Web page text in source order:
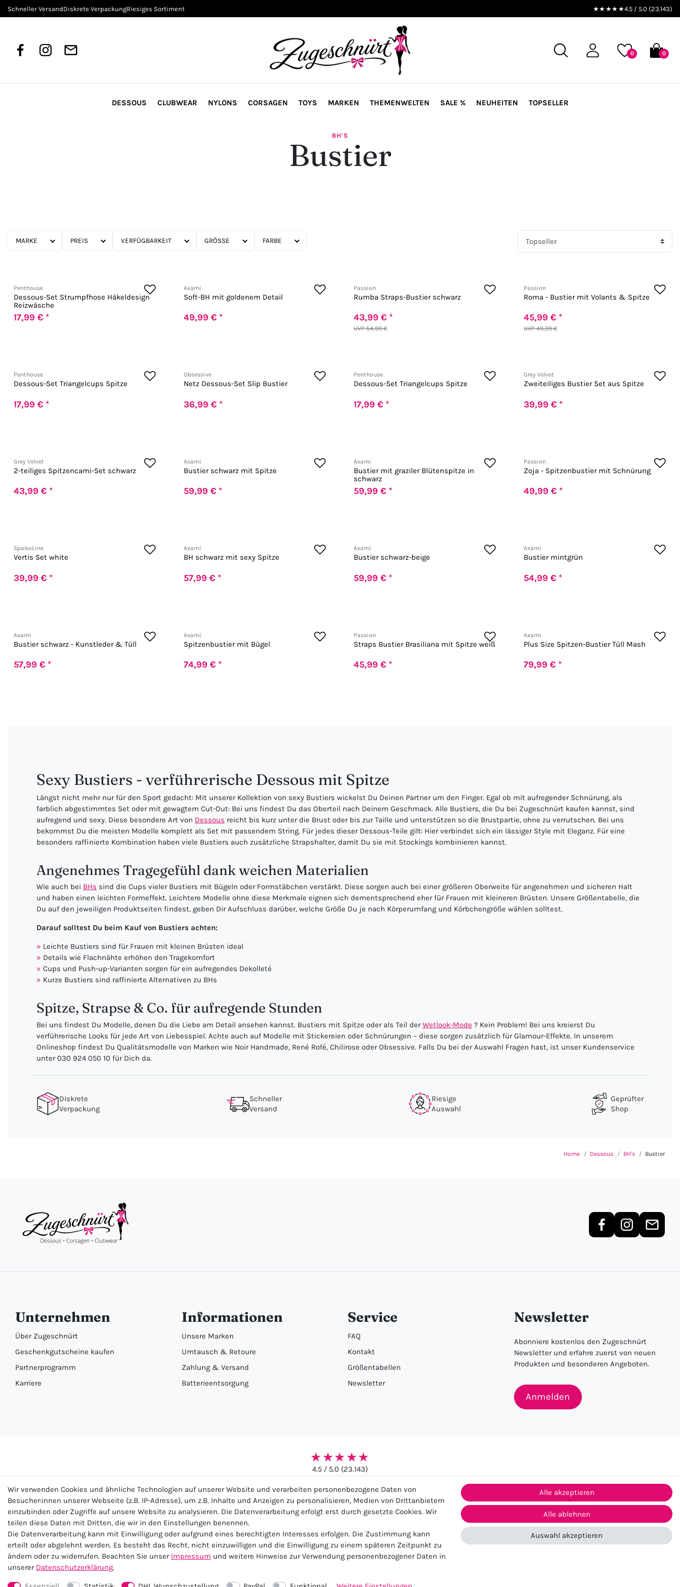
Schneller VersandDiskrete VerpackungRiesiges Sortiment ★★★★★4.5 / 5.0 (23.143)
0 0
DESSOUS CLUBWEAR NYLONS CORSAGEN TOYS MARKEN THEMENWELTEN SALE % NEUHEITEN TOPSELLER
BH'S
Bustier
MARKE PREIS VERFÜGBARKEIT GRÖSSE FARBE
Penthouse
Dessous-Set Strumpfhose Häkeldesign
Reizwäsche
17,99 € *
Axami
Soft-BH mit goldenem Detail
49,99 € *
Passion
Rumba Straps-Bustier schwarz
UVP 54,99 €
43,99 € *
Passion
Roma - Bustier mit Volants & Spitze
UVP 49,99 €
45,99 € *
Penthouse
Dessous-Set Triangelcups Spitze
17,99 € *
Obsessive
Netz Dessous-Set Slip Bustier
36,99 € *
Penthouse
Dessous-Set Triangelcups Spitze
17,99 € *
Grey Velvet
Zweiteiliges Bustier Set aus Spitze
39,99 € *
Grey Velvet
2-teiliges Spitzencami-Set schwarz
43,99 € *
Axami
Bustier schwarz mit Spitze
59,99 € *
Axami
Bustier mit graziler Blütenspitze in
schwarz
59,99 € *
Passion
Zoja - Spitzenbustier mit Schnürung
49,99 € *
SpalexLine
Vertis Set white
39,99 € *
Axami
BH schwarz mit sexy Spitze
57,99 € *
Axami
Bustier schwarz-beige
59,99 € *
Axami
Bustier mintgrün
54,99 € *
Axami
Bustier schwarz - Kunstleder & Tüll
57,99 € *
Axami
Spitzenbustier mit Bügel
74,99 € *
Passion
Straps Bustier Brasiliana mit Spitze weiß
45,99 € *
Axami
Plus Size Spitzen-Bustier Tüll Mash
79,99 € *
Sexy Bustiers - verführerische Dessous mit Spitze
Längst nicht mehr nur für den Sport gedacht: Mit unserer Kollektion von sexy Bustiers wickelst Du Deinen Partner um den Finger. Egal ob mit aufregender Schnürung, als
farblich abgestimmtes Set oder mit gewagtem Cut-Out: Bei uns findest Du das Oberteil nach Deinem Geschmack. Alle Bustiers, die Du bei Zugeschnürt kaufen kannst, sind
aufregend und sexy. Diese besondere Art von Dessous reicht bis kurz unter die Brust oder bis zur Taille und unterstützen so die Brustpartie, ohne zu verrutschen. Bei uns
bekommst Du die meisten Modelle komplett als Set mit passendem String. Für jedes dieser Dessous-Teile gilt: Hier verbindet sich ein lässiger Style mit Eleganz. Für eine
besonders raffinierte Kombination haben viele Bustiers auch zusätzliche Strapshalter, damit Du sie mit Stockings kombinieren kannst.
Angenehmes Tragegefühl dank weichen Materialien
Wie auch bei BHs sind die Cups vieler Bustiers mit Bügeln oder Formstäbchen verstärkt. Diese sorgen auch bei einer größeren Oberweite für angenehmen und sicheren Halt
und haben einen leichten Formeffekt. Leichtere Modelle ohne diese Merkmale eignen sich dementsprechend eher für Frauen mit kleineren Brüsten. Unsere Größentabelle, die
Du auf den jeweiligen Produktseiten findest, geben Dir Aufschluss darüber, welche Größe Du je nach Körperumfang und Körbchengröße wählen solltest.
Darauf solltest Du beim Kauf von Bustiers achten:
Leichte Bustiers sind für Frauen mit kleinen Brüsten ideal
Details wie Flachnähte erhöhen den Tragekomfort
Cups und Push-up-Varianten sorgen für ein aufregendes Dekolleté
Kurze Bustiers sind raffinierte Alternativen zu BHs
Spitze, Strapse & Co. für aufregende Stunden
Bei uns findest Du Modelle, denen Du die Liebe am Detail ansehen kannst. Bustiers mit Spitze oder als Teil derWetlook-Mode ? Kein Problem! Bei uns kreierst Du
verführerische Looks für jede Art von Liebesspiel. Achte auch auf Modelle mit Stickereien oder Schnürungen – diese sorgen zusätzlich für Glamour-Effekte. In unserem
Onlineshop findest Du Qualitätsmodelle von Marken wie Noir Handmade, René Rofé, Chilirose oder Obsessive. Falls Du bei der Auswahl Fragen hast, ist unser Kundenservice
unter 030 924 050 10 für Dich da.
Diskrete
Verpackung
Schneller
Versand
Riesige
Auswahl
Geprüfter
Shop
Home Dessous BH's Bustier
Unternehmen
Über Zugeschnürt
Geschenkgutscheine kaufen
Partnerprogramm
Karriere
Informationen
Unsere Marken
Umtausch & Retoure
Zahlung & Versand
Batterieentsorgung
Service
FAQ
Kontakt
Größentabellen
Newsletter
Newsletter
Abonniere kostenlos den Zugeschnürt
Newsletter und erfahre zuerst von neuen
Produkten und besonderen Angeboten.
Anmelden
★★★★★
4.5 / 5.0 (23.143)
Impressum Daten­schutz­erklärung AGB Widerrufs­recht Kontakt
Vertrag widerrufen
© 2026 Zugeschnürt Shop
Wir verwenden Cookies und ähnliche Technologien auf unserer Website und verarbeiten personenbezogene Daten von
Besucher:innen unserer Webseite (z.B. IP-Adresse), um z.B. Inhalte und Anzeigen zu personalisieren, Medien von Drittanbietern
einzubinden oder Zugriffe auf unsere Website zu analysieren. Die Datenverarbeitung erfolgt erst durch gesetzte Cookies. Wir
teilen diese Daten mit Dritten, die wir in den Einstellungen benennen.
Die Datenverarbeitung kann mit Einwilligung oder aufgrund eines berechtigten Interesses erfolgen. Die Zustimmung kann
erteilt oder abgelehnt werden. Es besteht das Recht, nicht einzuwilligen und die Einwilligung zu einem späteren Zeitpunkt zu
ändern oder zu widerrufen. Beachten Sie unser Impressum und weitere Hinweise zur Verwendung personenbezogener Daten in
unserer Daten­schutz­erklärung.
Alle akzeptieren
Alle ablehnen
Auswahl akzeptieren